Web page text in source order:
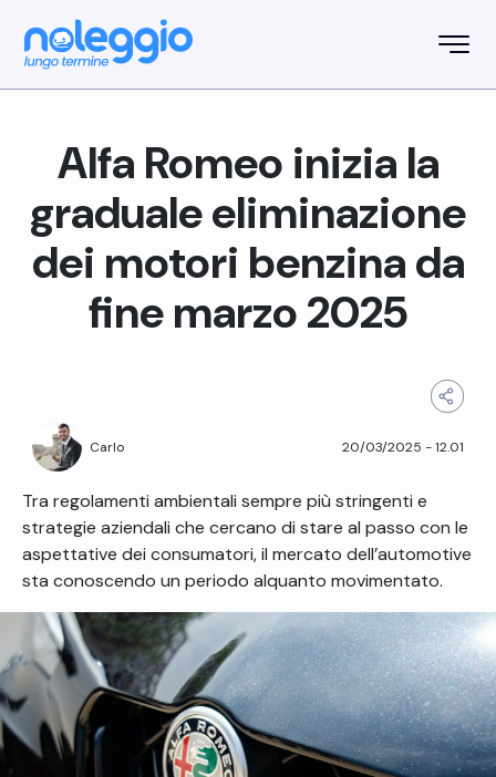
Alfa Romeo inizia la
graduale eliminazione
dei motori benzina da
fine marzo 2025
Carlo 20/03/2025 -12.01
Tra regolamenti ambientali sempre più stringenti e
strategie aziendali che cercano di stare al passo con le
aspettative dei consumatori, il mercato dell’automotive
sta conoscendo un periodo alquanto movimentato.